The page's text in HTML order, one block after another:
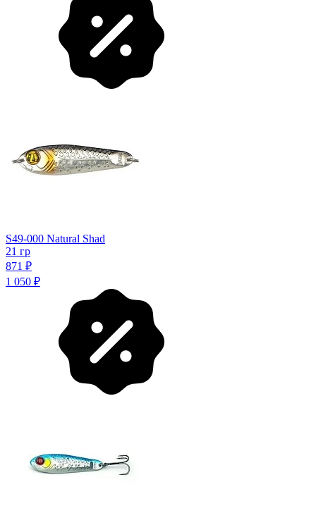
S49-000 Natural Shad
21 гр
871 ₽
1 050 ₽